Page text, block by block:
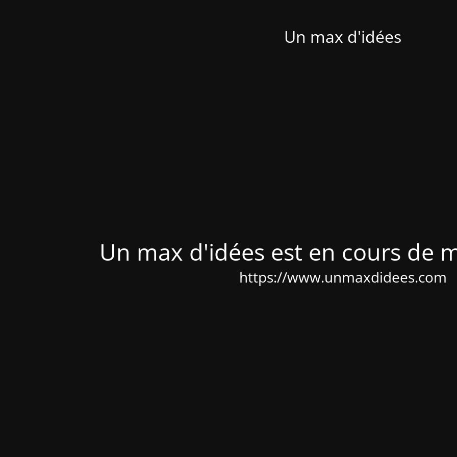
Un max d'idées
Un max d'idées est en cours de
https://www.unmaxdidees.com